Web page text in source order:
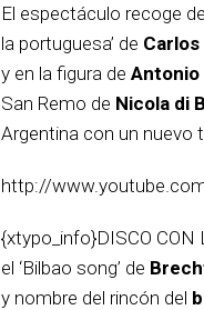
El espectáculo recoge
la portuguesa’ de Carlos
y en la figura de Antonio
San Remo de Nicola di
Argentina con un nuevo
http://
{xtypo_info}DISCO CON
el ‘Bilbao song’ de
y nombre del rincón del